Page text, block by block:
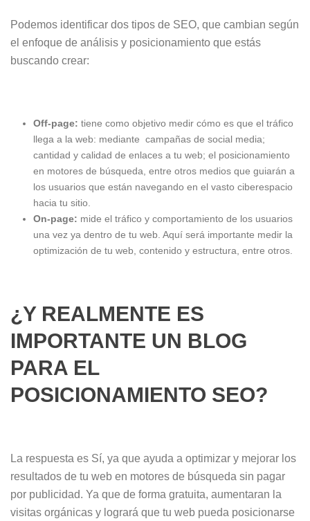
Podemos identificar dos tipos de SEO, que cambian según
el enfoque de análisis y posicionamiento que estás
buscando crear:
Off-page: tiene como objetivo medir cómo es que el tráfico
llega a la web: mediante campañas de social media;
cantidad y calidad de enlaces a tu web; el posicionamiento
en motores de búsqueda, entre otros medios que guiarán a
los usuarios que están navegando en el vasto ciberespacio
hacia tu sitio.
On-page: mide el tráfico y comportamiento de los usuarios
una vez ya dentro de tu web. Aquí será importante medir la
optimización de tu web, contenido y estructura, entre otros.
¿Y REALMENTE ES
IMPORTANTE UN BLOG
PARA EL
POSICIONAMIENTO SEO?
La respuesta es Sí, ya que ayuda a optimizar y mejorar los
resultados de tu web en motores de búsqueda sin pagar
por publicidad. Ya que de forma gratuita, aumentaran la
visitas orgánicas y logrará que tu web pueda posicionarse